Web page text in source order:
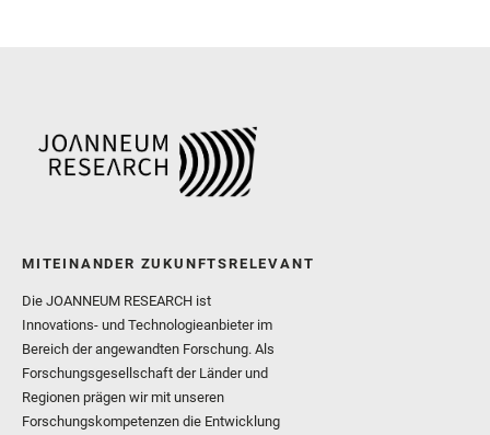
MITEINANDER ZUKUNFTSRELEVANT
Die JOANNEUM RESEARCH ist
Innovations- und Technologieanbieter im
Bereich der angewandten Forschung. Als
Forschungsgesellschaft der Länder und
Regionen prägen wir mit unseren
Forschungskompetenzen die Entwicklung